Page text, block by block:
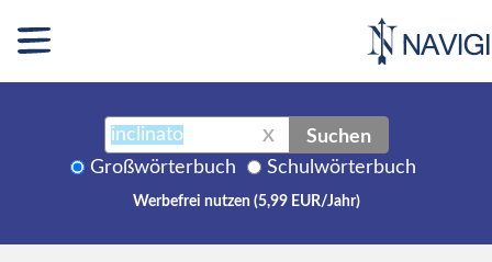
X Suchen
Großwörterbuch Schulwörterbuch
Werbefrei nutzen (5,99 EUR/Jahr)